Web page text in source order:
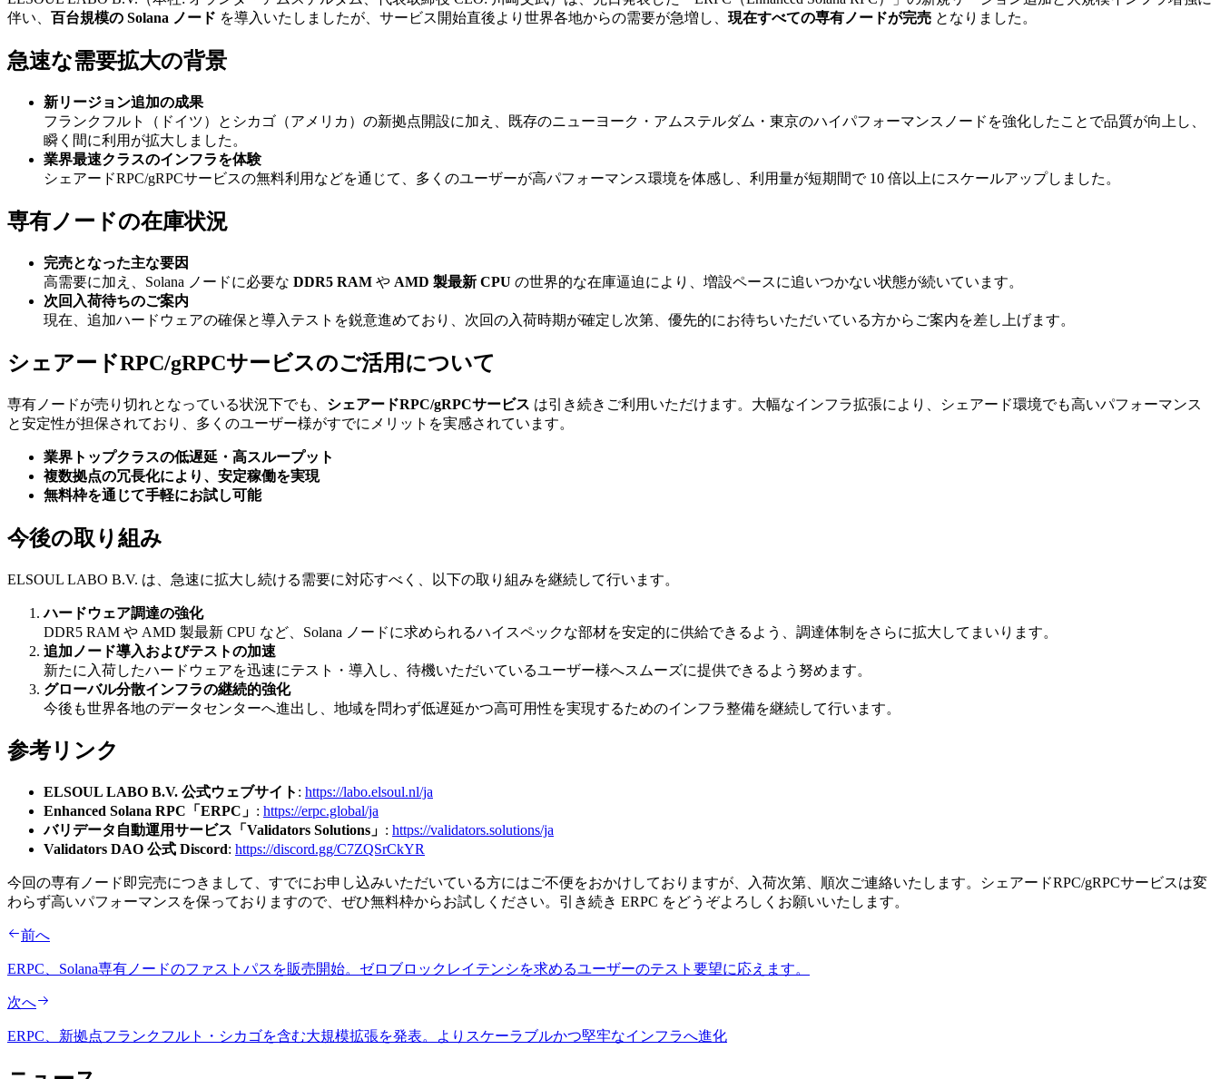
伴い、 百台規模の Solana ノード を導入いたしましたが、サービス開始直後より世界各地からの需要が急増し、 現在すべての専有ノードが完売 となりました。
急速な需要拡大の背景
新リージョン追加の成果
フランクフルト（ドイツ）とシカゴ（アメリカ）の新拠点開設に加え、既存のニューヨーク・アムステルダム・東京のハイパフォーマンスノードを強化したことで品質が向上し、
瞬く間に利用が拡大しました。
業界最速クラスのインフラを体験
シェアードRPC/gRPCサービスの無料利用などを通じて、多くのユーザーが高パフォーマンス環境を体感し、利用量が短期間で 10 倍以上にスケールアップしました。
専有ノードの在庫状況
完売となった主な要因
高需要に加え、Solana ノードに必要な DDR5 RAM や AMD 製最新 CPU の世界的な在庫逼迫により、増設ペースに追いつかない状態が続いています。
次回入荷待ちのご案内
現在、追加ハードウェアの確保と導入テストを鋭意進めており、次回の入荷時期が確定し次第、優先的にお待ちいただいている方からご案内を差し上げます。
シェアードRPC/gRPCサービスのご活用について
専有ノードが売り切れとなっている状況下でも、 シェアードRPC/gRPCサービス は引き続きご利用いただけます。大幅なインフラ拡張により、シェアード環境でも高いパフォーマンス
と安定性が担保されており、多くのユーザー様がすでにメリットを実感されています。
業界トップクラスの低遅延・高スループット
複数拠点の冗長化により、安定稼働を実現
無料枠を通じて手軽にお試し可能
今後の取り組み
ELSOUL LABO B.V. は、急速に拡大し続ける需要に対応すべく、以下の取り組みを継続して行います。
ハードウェア調達の強化
DDR5 RAM や AMD 製最新 CPU など、Solana ノードに求められるハイスペックな部材を安定的に供給できるよう、調達体制をさらに拡大してまいります。
追加ノード導入およびテストの加速
新たに入荷したハードウェアを迅速にテスト・導入し、待機いただいているユーザー様へスムーズに提供できるよう努めます。
グローバル分散インフラの継続的強化
今後も世界各地のデータセンターへ進出し、地域を問わず低遅延かつ高可用性を実現するためのインフラ整備を継続して行います。
参考リンク
ELSOUL LABO B.V. 公式ウェブサイト : https://labo.elsoul.nl/ja
Enhanced Solana RPC「ERPC」 : https://erpc.global/ja
バリデータ自動運用サービス「Validators Solutions」 : https://validators.solutions/ja
Validators DAO 公式 Discord: https://discord.gg/C7ZQSrCkYR
今回の専有ノード即完売につきまして、すでにお申し込みいただいている方にはご不便をおかけしておりますが、入荷次第、順次ご連絡いたします。シェアードRPC/gRPCサービスは変
わらず高いパフォーマンスを保っておりますので、ぜひ無料枠からお試しください。引き続き ERPC をどうぞよろしくお願いいたします。
前へ
ERPC、Solana専有ノードのファストパスを販売開始。ゼロブロックレイテンシを求めるユーザーのテスト要望に応えます。
次へ
ERPC、新拠点フランクフルト・シカゴを含む大規模拡張を発表。よりスケーラブルかつ堅牢なインフラへ進化